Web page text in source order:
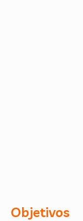
Objetivos